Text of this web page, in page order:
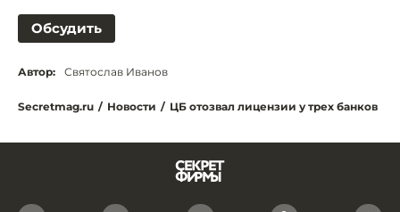
Обсудить
Автор: Святослав Иванов
Secretmag.ru / Новости / ЦБ отозвал лицензии у трех банков